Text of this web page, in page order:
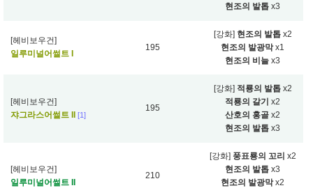
현조의 발톱 x3
[헤비보우건]
일루미널어썰트 I
195
[강화] 현조의 발톱x2
현조의 발광막x1
현조의 비늘 x3
[헤비보우건]
쟈그라스어썰트 II
[1]
195
[강화] 적룡의 발톱x2
적룡의 갈기 x2
산호의 홍골 x2
현조의 발톱 x3
[헤비보우건]
일루미널어썰트 II
210
[강화] 풍표룡의 꼬리 x2
현조의 발톱 x3
현조의 발광막x2